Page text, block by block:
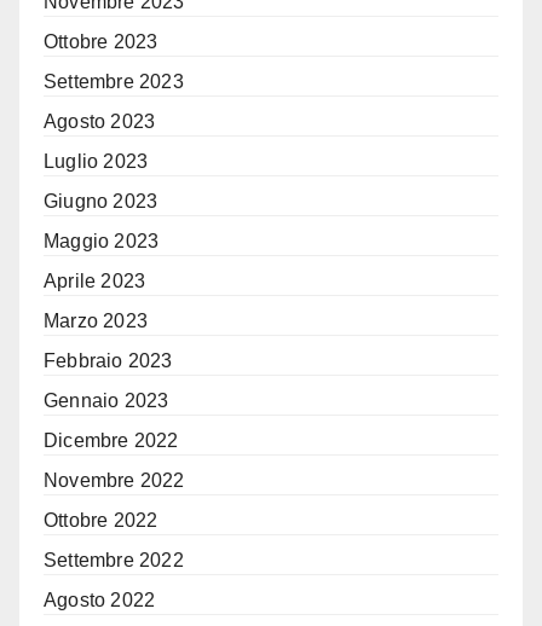
Ottobre 2023
Settembre 2023
Agosto 2023
Luglio 2023
Giugno 2023
Maggio 2023
Aprile 2023
Marzo 2023
Febbraio 2023
Gennaio 2023
Dicembre 2022
Novembre 2022
Ottobre 2022
Settembre 2022
Agosto 2022